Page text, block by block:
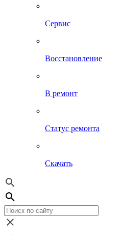
Сервис
Восстановление
В ремонт
Статус ремонта
Скачать